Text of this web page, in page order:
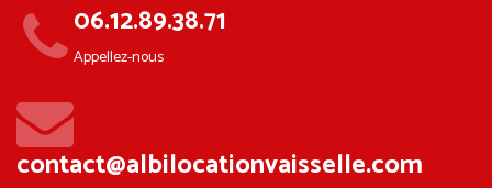
06.12.89.38.71
Appellez-nous
contact@albilocationvaisselle.com